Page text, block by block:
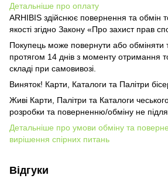
Детальніше про оплату
ARHIBIS здійснює повернення та обмін
якості згідно Закону «Про захист прав
Покупець може повернути або обміняти
протягом 14 днів з моменту отримання
складі при самовивозі.
Виняток! Карти, Каталоги та Палітри
Живі Карти, Палітри та Каталоги
розробки та поверненню/обміну не
Детальніше про умови обміну та
вирішення спірних питань
Відгуки